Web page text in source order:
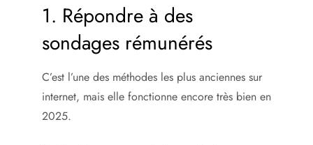
1. Répondre à des
sondages rémunérés
C’est l’une des méthodes les plus anciennes sur
internet, mais elle fonctionne encore très bien en
2025.